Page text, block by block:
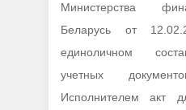
Министерства
Беларусь от
единоличном
учетных
Исполнителем акт